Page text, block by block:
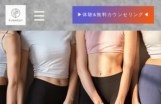
▶︎体験&無料カウンセリング◀︎